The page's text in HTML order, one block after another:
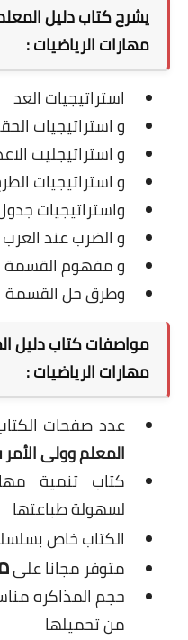
يشرح كتاب دليل
مهارات الرياضيات :
استراتيجيات العد
و استراتيجيات
و استراتيجليت
و استراتيجيات
واستراتيجيات
و الضرب عند العرب
و مفهوم القسمة
وطرق حل القسمة
مواصفات كتاب دليل
مهارات الرياضيات :
عدد صفحات الكتاب 9 تسع صفحات
المعلم وولى
لسهولة طباعتها
الكتاب خاص
متوفر مجانا على
حجم المذاكره
من تحميلها